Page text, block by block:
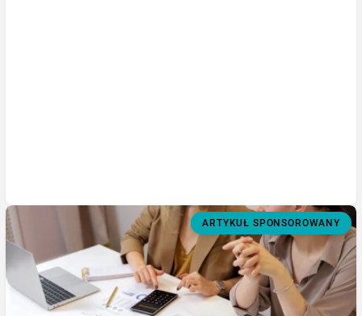
ARTYKUŁ SPONSOROWANY